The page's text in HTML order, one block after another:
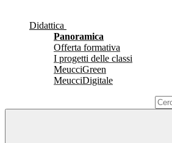
Didattica
Panoramica
Offerta formativa
I progetti delle classi
MeucciGreen
MeucciDigitale